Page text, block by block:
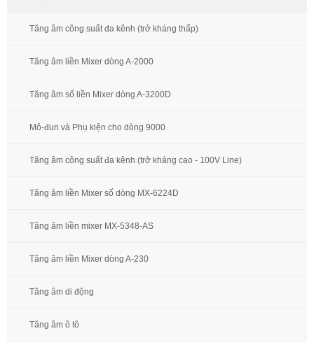
Tăng âm công suất đa kênh (trở kháng thấp)
Tăng âm liền Mixer dòng A-2000
Tăng âm số liền Mixer dòng A-3200D
Mô-đun và Phụ kiện cho dòng 9000
Tăng âm công suất đa kênh (trở kháng cao - 100V Line)
Tăng âm liền Mixer số dòng MX-6224D
Tăng âm liền mixer MX-5348-AS
Tăng âm liền Mixer dòng A-230
Tăng âm di động
Tăng âm ô tô